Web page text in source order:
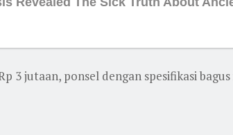
3 jutaan, ponsel dengan spesifikasi